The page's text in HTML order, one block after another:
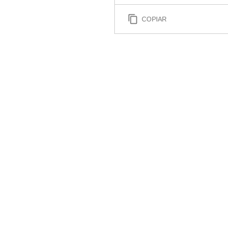
COPIAR